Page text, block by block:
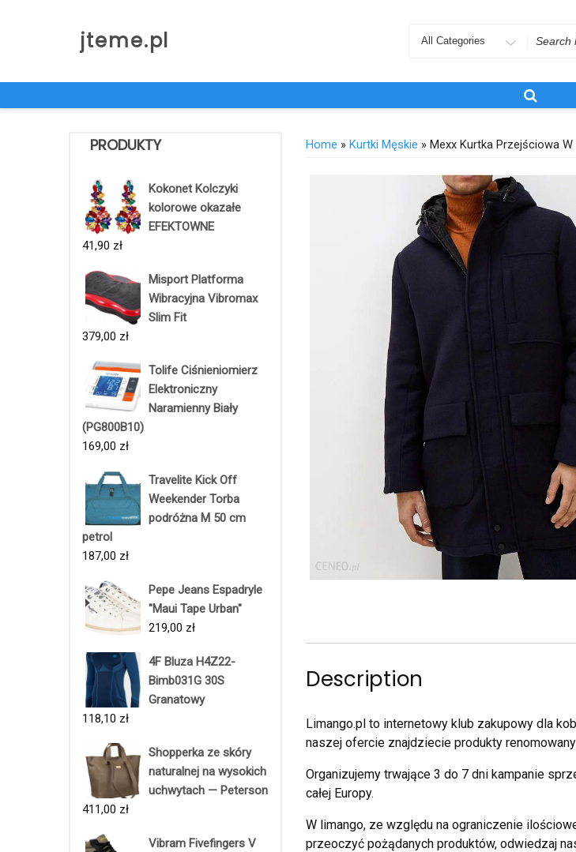
jteme.pl
Search
PRODUKTY
Kokonet Kolczyki
kolorowe okazałe
EFEKTOWNE
41,90 zł
Misport Platforma
Wibracyjna Vibromax
Slim Fit
379,00 zł
Tolife Ciśnieniomierz
Elektroniczny
Naramienny Biały
(PG800B10)
169,00 zł
Travelite Kick Off
Weekender Torba
podróżna M 50 cm
petrol
187,00 zł
Pepe Jeans Espadryle
"Maui Tape Urban"
219,00 zł
4F Bluza H4Z22-
Bimb031G 30S
Granatowy
118,10 zł
Shopperka ze skóry
naturalnej na wysokich
uchwytach — Peterson
411,00 zł
Vibram Fivefingers V
Home » Kurtki Męskie » Mexx Kurtka Przejściowa
Description
Limango.pl to internetowy klub zakupowy dla
naszej ofercie znajdziecie produkty
Organizujemy trwające 3 do 7 dni kampanie
całej Europy.
W limango, ze względu na ograniczenie
przeoczyć pożądanych produktów, odwiedzaj